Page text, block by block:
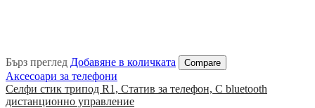
Бърз преглед Добавяне в количката Compare
Аксесоари за телефони
Селфи стик трипод R1, Статив за телефон, С bluetooth
дистанционно управление